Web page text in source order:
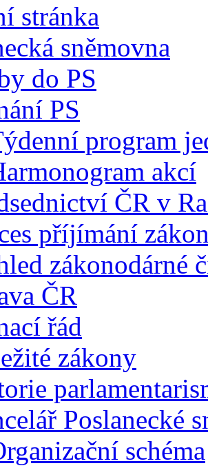
stránka
sněmovna
do PS
PS
program
akcí
ČR v
příjímání
zákonodárné
ČR
řád
zákony
Poslanecké
schéma